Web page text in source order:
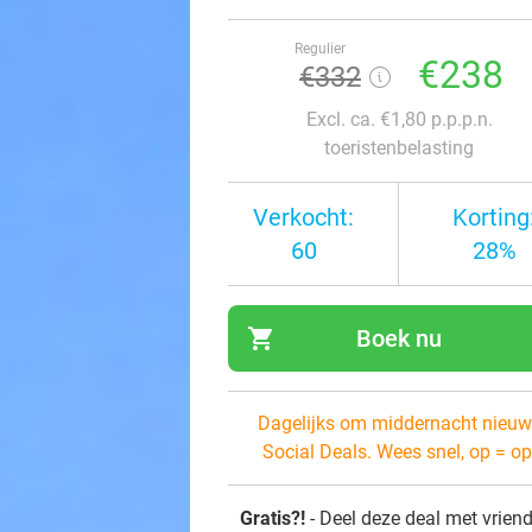
Regulier
€332 €238
Excl. ca. €1,80 p.p.p.n.
toeristenbelasting
Verkocht:
60
28%
shopping_cart Boek nu
Dagelijks om middernacht
Social Deals. Wees snel, op =
Gratis?! - Deel deze deal met